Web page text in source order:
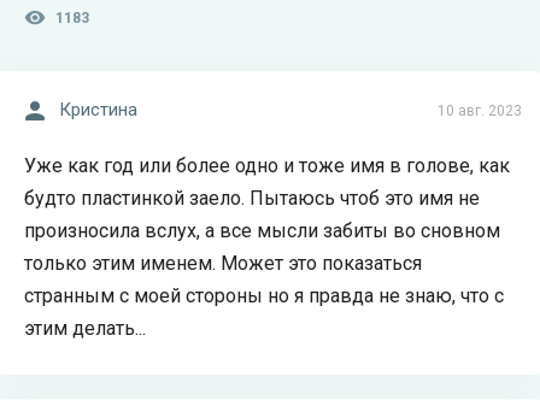
1183
10 авг. 2023
Кристина
Уже как год или более одно и тоже имя в голове, как
будто пластинкой заело. Пытаюсь чтоб это имя не
произносила вслух, а все мысли забиты во сновном
только этим именем. Может это показаться
странным с моей стороны но я правда не знаю, что с
этим делать...